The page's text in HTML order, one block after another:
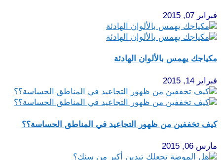
فبراير 07, 2015
مكياجك يهمس بالألوان الهادئة
فبراير 14, 2015
كيف تخففين من ظهور التجاعيد في المناطق الحساسة؟؟
مارس 06, 2015